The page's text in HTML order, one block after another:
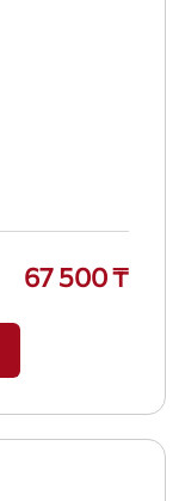
67 500 ₸